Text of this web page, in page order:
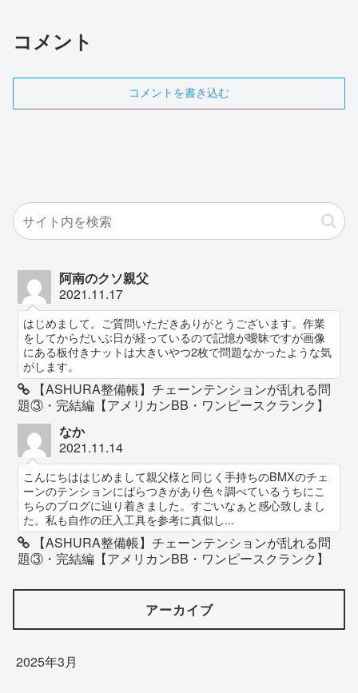
コメント
コメントを書き込む
阿南のクソ親父
2021.11.17
はじめまして。ご質問いただきありがとうございます。作業
をしてからだいぶ日が経っているので記憶が曖昧ですが画像
にある板付きナットは大きいやつ2枚で問題なかったような気
がします。
【ASHURA整備帳】チェーンテンションが乱れる問
題③・完結編【アメリカンBB・ワンピースクランク】
なか
2021.11.14
こんにちははじめまして親父様と同じく手持ちのBMXのチェ
ーンのテンションにばらつきがあり色々調べているうちにこ
ちらのブログに辿り着きました。すごいなぁと感心致しまし
た。私も自作の圧入工具を参考に真似し...
【ASHURA整備帳】チェーンテンションが乱れる問
題③・完結編【アメリカンBB・ワンピースクランク】
アーカイブ
2025年3月